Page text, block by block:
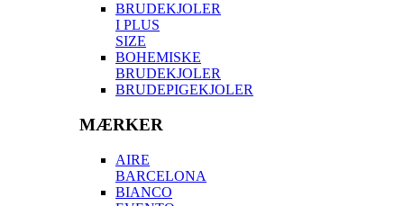
BRUDEKJOLER
I PLUS
SIZE
BOHEMISKE
BRUDEKJOLER
BRUDEPIGEKJOLER
MÆRKER
AIRE
BARCELONA
BIANCO